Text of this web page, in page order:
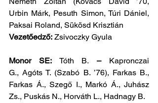
Urbin Márk, Pesuth Simon, Túri Dániel,
Paksai Roland, Sükösd Krisztián
Vezetőedző: Zsivoczky Gyula
Monor SE: Tóth B. – Kapronczai
G., Agóts T. (Szabó B. ’76), Farkas B.,
Farkas Á., Szegő I., Markó Á., Juhász
Zs., Puskás N., Horváth L., Hadnagy B.